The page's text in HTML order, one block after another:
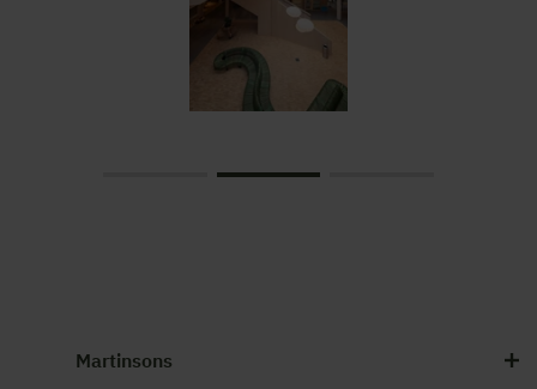
Martinsons